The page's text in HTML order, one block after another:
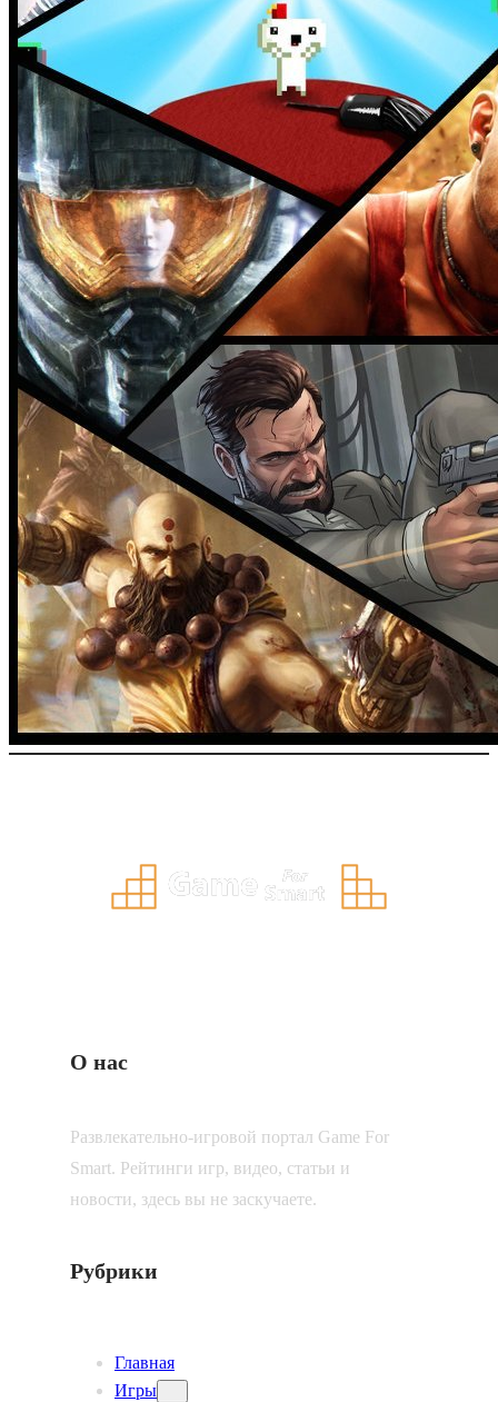
О нас
Развлекательно-игровой портал Game For
Smart. Рейтинги игр, видео, статьи и
новости, здесь вы не заскучаете.
Рубрики
Главная
Игры